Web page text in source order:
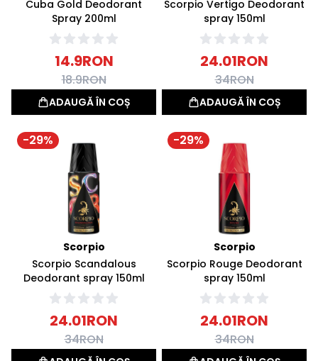
Cuba Gold Deodorant
Spray 200ml
14.9RON
18.9RON
ADAUGĂ ÎN COȘ
Scorpio Vertigo Deodorant
spray 150ml
24.01RON
34RON
ADAUGĂ ÎN COȘ
-29%
Scorpio
Scorpio Scandalous
Deodorant spray 150ml
24.01RON
34RON
-29%
Scorpio
Scorpio Rouge Deodorant
spray 150ml
24.01RON
34RON